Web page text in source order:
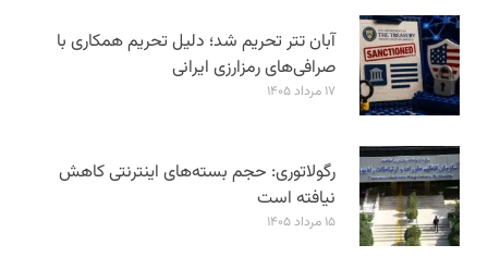
آبان تتر تحریم شد؛ دلیل تحریم همکاری با
صرافی‌های رمزارزی ایرانی
۱۷ مرداد ۱۴۰۵
رگولاتوری: حجم بسته‌های اینترنتی کاهش
نیافته است
۱۵ مرداد ۱۴۰۵